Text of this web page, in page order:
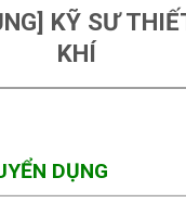
KỸ SƯ
KHÍ
DỤNG